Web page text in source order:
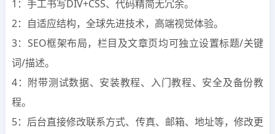
1：手工书写DIV+CSS、代码精简无冗余。
2：自适应结构，全球先进技术，高端视觉体验。
3：SEO框架布局，栏目及文章页均可独立设置标题/关键
词/描述。
4：附带测试数据、安装教程、入门教程、安全及备份教
程。
5：后台直接修改联系方式、传真、邮箱、地址等，修改更